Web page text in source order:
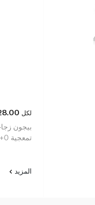
لكل
بيجون
تمعجية 0+ أشهر 120 مل
المزيد